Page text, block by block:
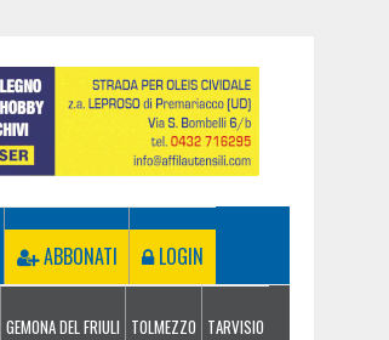
ABBONATI LOGIN
GEMONA DEL FRIULI TOLMEZZO TARVISIO